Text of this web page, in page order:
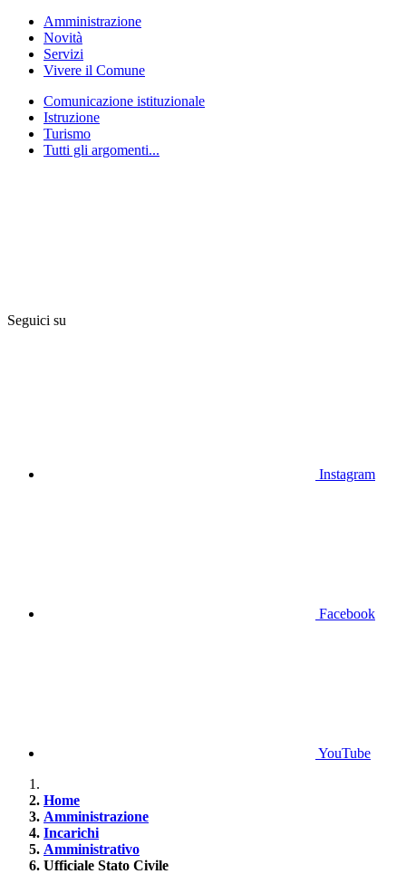
Amministrazione
Novità
Servizi
Vivere il Comune
Comunicazione istituzionale
Istruzione
Turismo
Tutti gli argomenti...
Seguici su
Instagram
Facebook
YouTube
Home
Amministrazione
Incarichi
Amministrativo
Ufficiale Stato Civile